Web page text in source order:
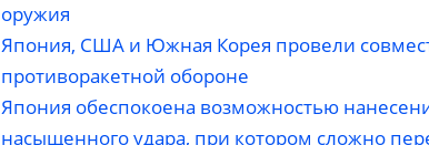
оружия
Япония, США и Южная Корея провели
противоракетной обороне
Япония обеспокоена возможностью
насыщенного удара, при котором сложно